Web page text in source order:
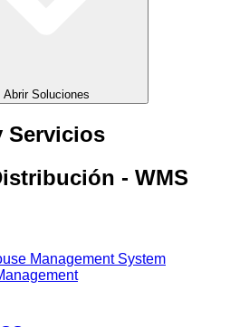
Abrir Soluciones
Servicios
- WMS
Management System